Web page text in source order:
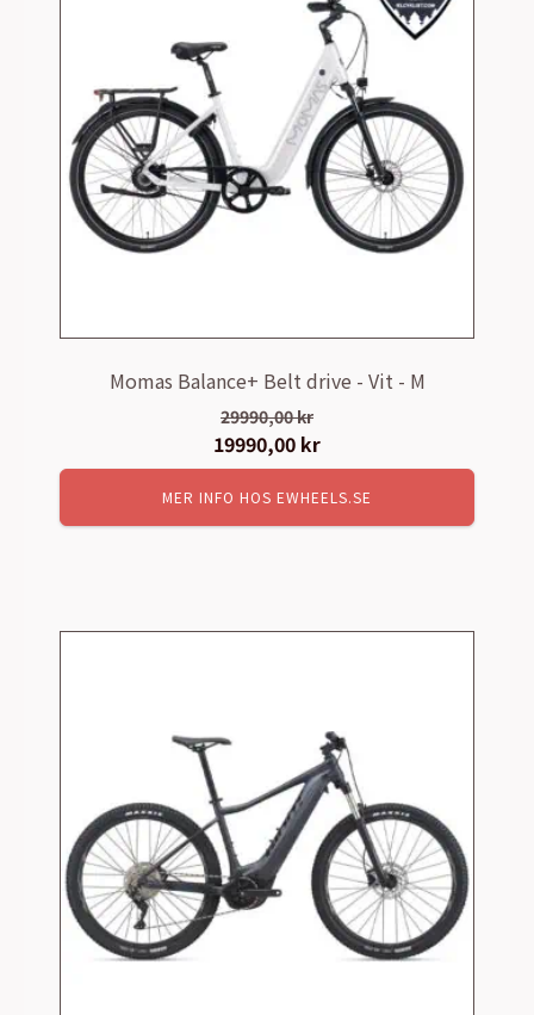
Momas Balance+ Belt drive - Vit - M
29990,00kr
Det
ursprungliga
priset
var:
19990,00 kr
nuvarande
priset
är:
MER INFO HOS EWHEELS.SE